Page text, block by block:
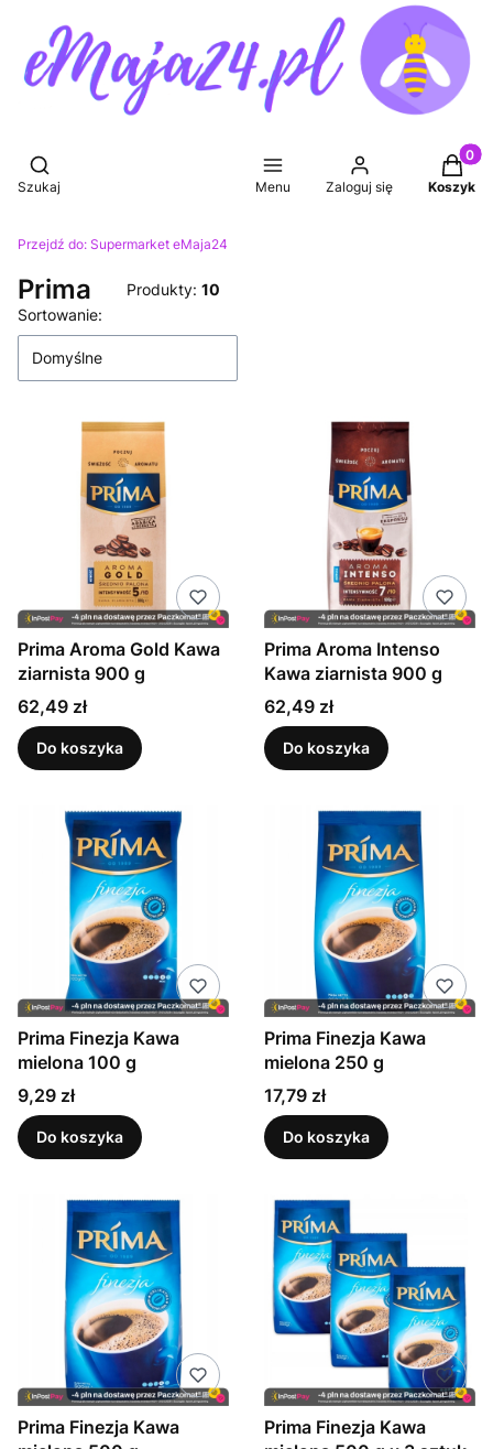
Otwórz wyszukiwarkę
Szukaj Menu Zaloguj się Koszyk
Przejdź do: Supermarket eMaja24
Prima Produkty: 10
Lista produktów
Sortowanie:
Domyślne
Prima Aroma Gold Kawa
ziarnista 900 g
Cena
62,49 zł
Do koszyka
Prima Aroma Intenso
Kawa ziarnista 900 g
Cena
62,49 zł
Do koszyka
Prima Finezja Kawa
mielona 100 g
Cena
9,29 zł
Do koszyka
Prima Finezja Kawa
mielona 250 g
Cena
17,79 zł
Do koszyka
Prima Finezja Kawa
Prima Finezja Kawa